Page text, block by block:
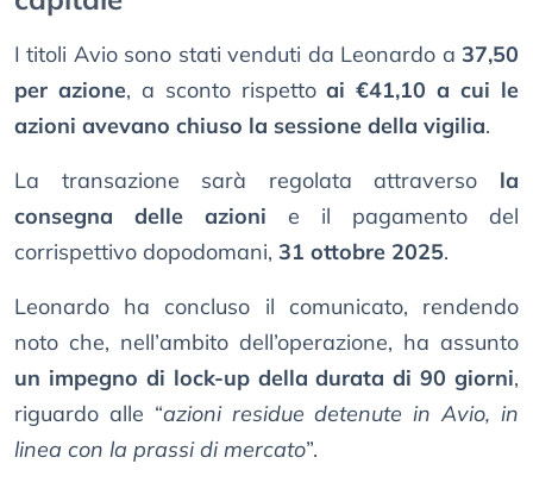
I titoli Avio sono stati venduti da Leonardo a 37,50
per azione, a sconto rispettoai €41,10 a cui le
azioni avevano chiuso la sessione della vigilia.
La transazione sarà regolata attraverso la
consegna delle azioni e il pagamento del
corrispettivo dopodomani, 31 ottobre 2025.
Leonardo ha concluso il comunicato, rendendo
noto che, nell’ambito dell’operazione, ha assunto
un impegno di lock-up della durata di 90 giorni,
riguardo alle “azioni residue detenute in Avio, in
linea con la prassi di mercato”.